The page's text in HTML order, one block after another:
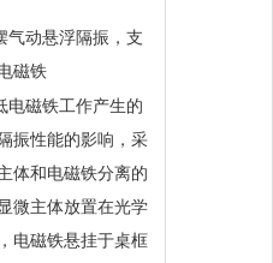
气动悬浮隔振，支
磁铁
电磁铁工作产生的
振性能的影响，采
体和电磁铁分离的
微主体放置在光学
电磁铁悬挂于桌框